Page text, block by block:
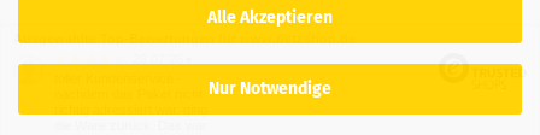
Alle Akzeptieren
Nur Notwendige
Ausgewählte Top-Bewertungen für www.betzshop.de